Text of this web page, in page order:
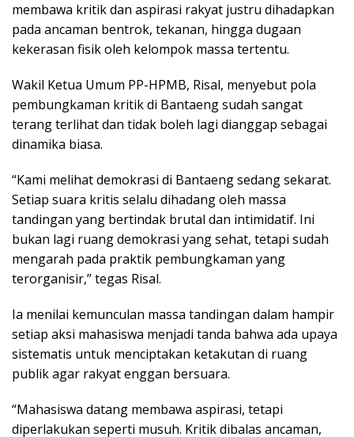
membawa kritik dan aspirasi rakyat justru dihadapkan
pada ancaman bentrok, tekanan, hingga dugaan
kekerasan fisik oleh kelompok massa tertentu.
Wakil Ketua Umum PP-HPMB, Risal, menyebut pola
pembungkaman kritik di Bantaeng sudah sangat
terang terlihat dan tidak boleh lagi dianggap sebagai
dinamika biasa.
“Kami melihat demokrasi di Bantaeng sedang sekarat.
Setiap suara kritis selalu dihadang oleh massa
tandingan yang bertindak brutal dan intimidatif. Ini
bukan lagi ruang demokrasi yang sehat, tetapi sudah
mengarah pada praktik pembungkaman yang
terorganisir,” tegas Risal.
Ia menilai kemunculan massa tandingan dalam hampir
setiap aksi mahasiswa menjadi tanda bahwa ada upaya
sistematis untuk menciptakan ketakutan di ruang
publik agar rakyat enggan bersuara.
“Mahasiswa datang membawa aspirasi, tetapi
diperlakukan seperti musuh. Kritik dibalas ancaman,